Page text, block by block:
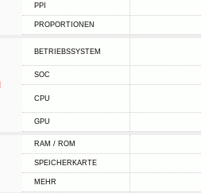
PPI
PROPORTIONEN
BETRIEBSSYSTEM
SOC
CPU
GPU
RAM / ROM
SPEICHERKARTE
MEHR